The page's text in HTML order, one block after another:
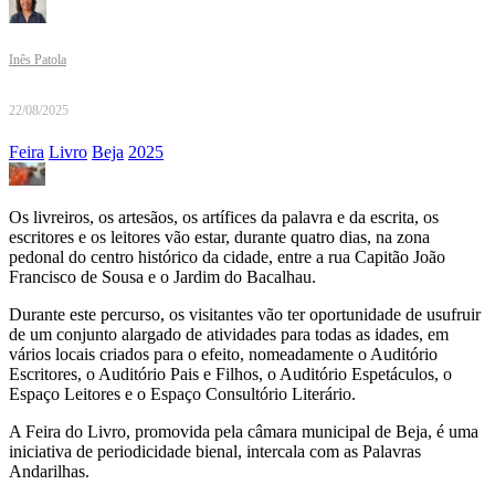
Inês Patola
22/08/2025
Feira Livro Beja 2025
Os livreiros, os artesãos, os artífices da palavra e da escrita, os
escritores e os leitores vão estar, durante quatro dias, na zona
pedonal do centro histórico da cidade, entre a rua Capitão João
Francisco de Sousa e o Jardim do Bacalhau.
Durante este percurso, os visitantes vão ter oportunidade de usufruir
de um conjunto alargado de atividades para todas as idades, em
vários locais criados para o efeito, nomeadamente o Auditório
Escritores, o Auditório Pais e Filhos, o Auditório Espetáculos, o
Espaço Leitores e o Espaço Consultório Literário.
A Feira do Livro, promovida pela câmara municipal de Beja, é uma
iniciativa de periodicidade bienal, intercala com as Palavras
Andarilhas.